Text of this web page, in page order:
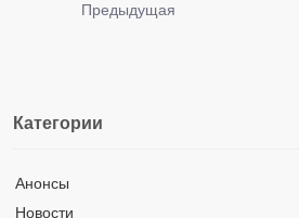
Предыдущая
Категории
Анонсы
Новости